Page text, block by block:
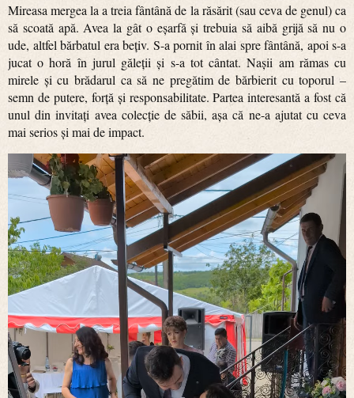
Mireasa mergea la a treia fântână de la răsărit (sau ceva de genul) ca
să scoată apă. Avea la gât o eșarfă și trebuia să aibă grijă să nu o
ude, altfel bărbatul era bețiv. S-a pornit în alai spre fântână, apoi s-a
jucat o horă în jurul găleții și s-a tot cântat. Nașii am rămas cu
mirele și cu brădarul ca să ne pregătim de bărbierit cu toporul –
semn de putere, forță și responsabilitate. Partea interesantă a fost că
unul din invitați avea colecție de săbii, așa că ne-a ajutat cu ceva
mai serios și mai de impact.